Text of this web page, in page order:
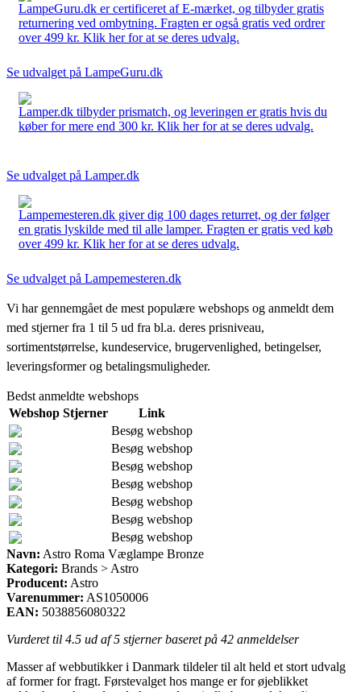
LampeGuru.dk er certificeret af E-mærket, og tilbyder gratis
returnering ved ombytning. Fragten er også gratis ved ordrer
over 499 kr. Klik her for at se deres udvalg.
Se udvalget på LampeGuru.dk
Lamper.dk tilbyder prismatch, og leveringen er gratis hvis du
køber for mere end 300 kr. Klik her for at se deres udvalg.
Se udvalget på Lamper.dk
Lampemesteren.dk giver dig 100 dages returret, og der følger
en gratis lyskilde med til alle lamper. Fragten er gratis ved køb
over 499 kr. Klik her for at se deres udvalg.
Se udvalget på Lampemesteren.dk
Vi har gennemgået de mest populære webshops og anmeldt dem
med stjerner fra 1 til 5 ud fra bl.a. deres prisniveau,
sortimentstørrelse, kundeservice, brugervenlighed, betingelser,
leveringsformer og betalingsmuligheder.
Bedst anmeldte webshops
Webshop Stjerner
Link
Besøg webshop
Besøg webshop
Besøg webshop
Besøg webshop
Besøg webshop
Besøg webshop
Besøg webshop
Navn: Astro Roma Væglampe Bronze
Kategori: Brands > Astro
Producent: Astro
Varenummer: AS1050006
EAN: 5038856080322
Vurderet til 4.5 ud af 5 stjerner baseret på 42 anmeldelser
Masser af webbutikker i Danmark tildeler til alt held et stort udvalg
af former for fragt. Førstevalget hos mange er for øjeblikket